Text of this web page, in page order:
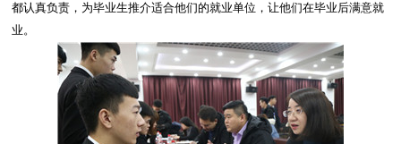
都认真负责，为毕业生推介适合他们的就业单位，让他们在毕业后满意就
业。